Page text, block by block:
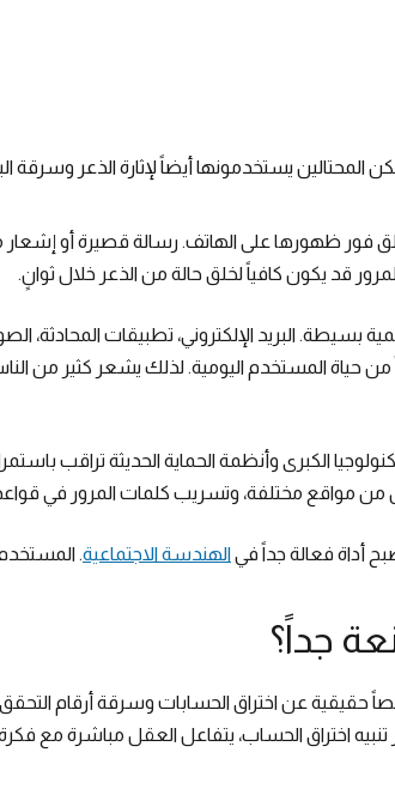
المحتالين يستخدمونها أيضاً لإثارة الذعر وسرقة
فور ظهورها على الهاتف. رسالة قصيرة أو
قد يكون كافياً لخلق حالة من الذعر خلال ثوانٍ.
البريد الإلكتروني، تطبيقات المحادثة،
حياة المستخدم اليومية. لذلك يشعر كثير من
الكبرى وأنظمة الحماية الحديثة تراقب
من مواقع مختلفة، وتسريب كلمات المرور في قواعد
أداة فعالة جداً في الهندسة الاجتماعية.
جداً؟
عن اختراق الحسابات وسرقة أرقام التحقق
اختراق الحساب، يتفاعل العقل مباشرة مع